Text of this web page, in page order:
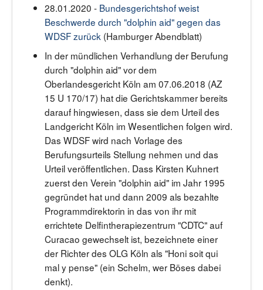
28.01.2020 - Bundesgerichtshof weist
Beschwerde durch "dolphin aid" gegen das
WDSF zurück (Hamburger Abendblatt)
In der mündlichen Verhandlung der Berufung
durch "dolphin aid" vor dem
Oberlandesgericht Köln am 07.06.2018 (AZ
15 U 170/17) hat die Gerichtskammer bereits
darauf hingwiesen, dass sie dem Urteil des
Landgericht Köln im Wesentlichen folgen wird.
Das WDSF wird nach Vorlage des
Berufungsurteils Stellung nehmen und das
Urteil veröffentlichen. Dass Kirsten Kuhnert
zuerst den Verein "dolphin aid" im Jahr 1995
gegründet hat und dann 2009 als bezahlte
Programmdirektorin in das von ihr mit
errichtete Delfintherapiezentrum "CDTC" auf
Curacao gewechselt ist, bezeichnete einer
der Richter des OLG Köln als "Honi soit qui
mal y pense" (ein Schelm, wer Böses dabei
denkt).